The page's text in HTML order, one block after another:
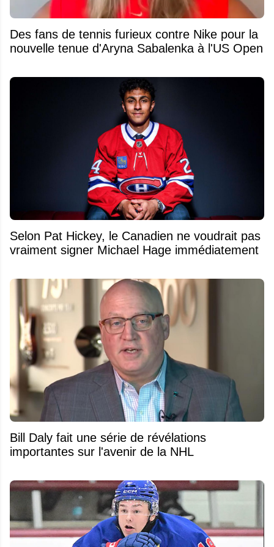
Des fans de tennis furieux contre Nike pour la
nouvelle tenue d'Aryna Sabalenka à l'US Open
Selon Pat Hickey, le Canadien ne voudrait pas
vraiment signer Michael Hage immédiatement
Bill Daly fait une série de révélations
importantes sur l'avenir de la NHL